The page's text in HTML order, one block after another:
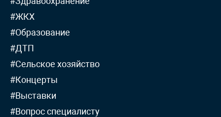
#ЖКХ
#Образование
#ДТП
#Сельское хозяйство
#Концерты
#Выставки
#Вопрос специалисту